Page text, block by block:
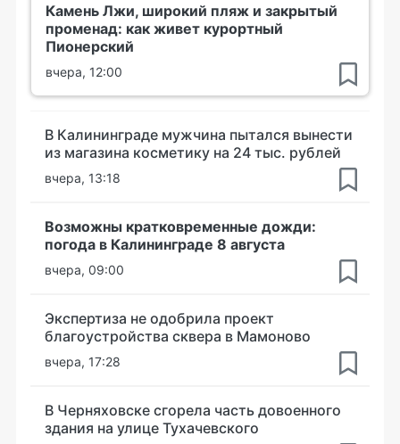
Камень Лжи, широкий пляж и закрытый
променад: как живет курортный
Пионерский
вчера, 12:00
В Калининграде мужчина пытался вынести
из магазина косметику на 24 тыс. рублей
вчера, 13:18
Возможны кратковременные дожди:
погода в Калининграде 8 августа
вчера, 09:00
Экспертиза не одобрила проект
благоустройства сквера в Мамоново
вчера, 17:28
В Черняховске сгорела часть довоенного
здания на улице Тухачевского